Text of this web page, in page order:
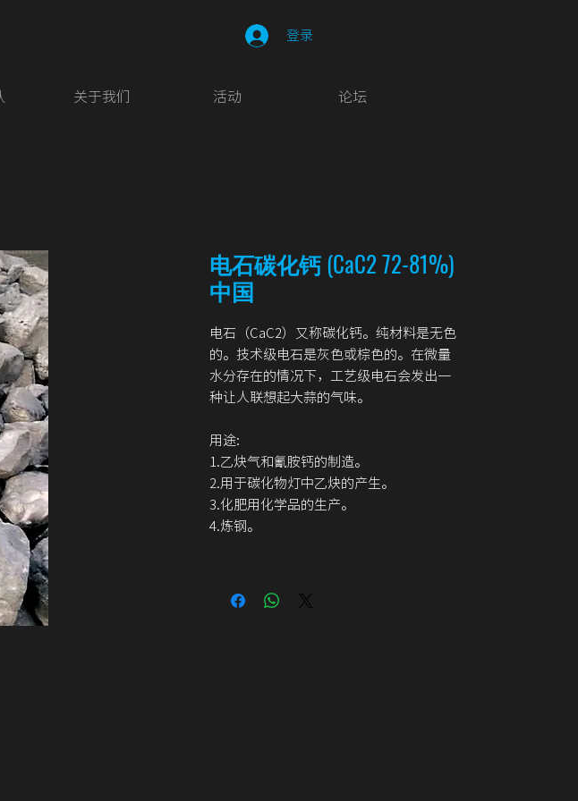
登录
关于我们 活动 论坛
电石碳化钙 (CaC2 72-81%)
中国
电石（CaC2）又称碳化钙。纯材料是无色
的。技术级电石是灰色或棕色的。在微量
水分存在的情况下，工艺级电石会发出一
种让人联想起大蒜的气味。
用途:
1.乙炔气和氰胺钙的制造。
2.用于碳化物灯中乙炔的产生。
3.化肥用化学品的生产。
4.炼钢。